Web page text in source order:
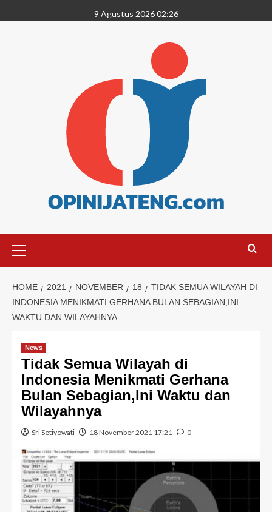
9 Agustus 2026 02:26
HOME 2021 NOVEMBER 18
TIDAK SEMUA WILAYAH DI
INDONESIA MENIKMATI GERHANA BULAN SEBAGIAN,INI
WAKTU DAN WILAYAHNYA
News
Tidak Semua Wilayah di
Indonesia Menikmati Gerhana
Bulan Sebagian,Ini Waktu dan
Wilayahnya
Sri Setiyowati 18 November 2021 17:21 0